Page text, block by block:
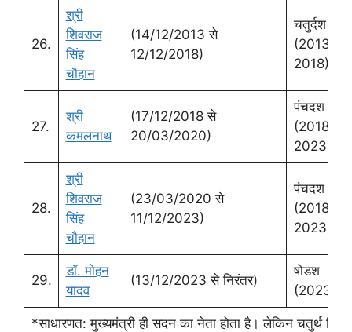
26.
श्री
शिवराज
सिंह
चौहान
(14/12/2013 से
12/12/2018)
चतुर्दश
(2013 से
2018)
27.
श्री
कमलनाथ
(17/12/2018 से
20/03/2020)
पंचदश
(2018 –
2023)
28.
श्री
शिवराज
सिंह
चौहान
(23/03/2020 से
11/12/2023)
पंचदश
(2018 –
2023)
29.
डॉ. मोहन
यादव
(13/12/2023 से निरंतर)
षोडश
(2023 – )
*साधारणत: मुख्‍यमंत्री ही सदन का नेता होता है। लेकिन चतुर्थ